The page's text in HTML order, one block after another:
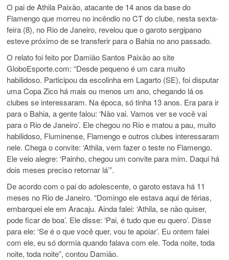
O pai de Athila Paixão, atacante de 14 anos da base do
Flamengo que morreu no incêndio no CT do clube, nesta sexta-
feira (8), no Rio de Janeiro, revelou que o garoto sergipano
esteve próximo de se transferir para o Bahia no ano passado.
O relato foi feito por Damião Santos Paixão ao site
GloboEsporte.com: “Desde pequeno é um cara muito
habilidoso. Participou da escolinha em Lagarto (SE), foi disputar
uma Copa Zico há mais ou menos um ano, chegando lá os
clubes se interessaram. Na época, só tinha 13 anos. Era para ir
para o Bahia, a gente falou: ‘Não vai. Vamos ver se você vai
para o Rio de Janeiro’. Ele chegou no Rio e matou a pau, muito
habilidoso, Fluminense, Flamengo e outros clubes interessaram
nele. Chega o convite: ‘Athila, vem fazer o teste no Flamengo.
Ele veio alegre: ‘Painho, chegou um convite para mim. Daqui há
dois meses preciso retornar lá’”.
De acordo com o pai do adolescente, o garoto estava há 11
meses no Rio de Janeiro. “Domingo ele estava aqui de férias,
embarquei ele em Aracaju. Ainda falei: ‘Athila, se não quiser,
pode ficar de boa’. Ele disse: ‘Pai, é tudo que eu quero’. Disse
para ele: ‘Se é o que você quer, vou te apoiar’. Eu ontem falei
com ele, eu só dormia quando falava com ele. Toda noite, toda
noite, toda noite”, contou Damião.